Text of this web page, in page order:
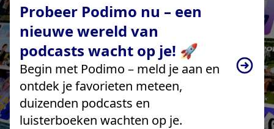
Probeer Podimo nu – een
nieuwe wereld van
podcasts wacht op je! 🚀
Begin met Podimo – meld je aan en
ontdek je favorieten meteen,
duizenden podcasts en
luisterboeken wachten op je.